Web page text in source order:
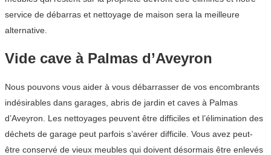
service de débarras et nettoyage de maison sera la meilleure
alternative.
Vide cave à Palmas d’Aveyron
Nous pouvons vous aider à vous débarrasser de vos encombrants
indésirables dans garages, abris de jardin et caves à Palmas
d’Aveyron. Les nettoyages peuvent être difficiles et l’élimination des
déchets de garage peut parfois s’avérer difficile. Vous avez peut-
être conservé de vieux meubles qui doivent désormais être enlevés